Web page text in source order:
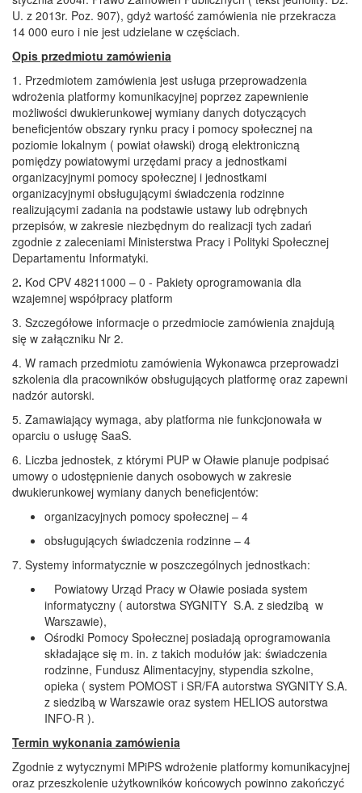
U. z 2013r. Poz. 907), gdyż wartość zamówienia nie przekracza
14 000 euro i nie jest udzielane w częściach.
Opis przedmiotu zamówienia
1. Przedmiotem zamówienia jest usługa przeprowadzenia
wdrożenia platformy komunikacyjnej poprzez zapewnienie
możliwości dwukierunkowej wymiany danych dotyczących
beneficjentów obszary rynku pracy i pomocy społecznej na
poziomie lokalnym ( powiat oławski) drogą elektroniczną
pomiędzy powiatowymi urzędami pracy a jednostkami
organizacyjnymi pomocy społecznej i jednostkami
organizacyjnymi obsługującymi świadczenia rodzinne
realizującymi zadania na podstawie ustawy lub odrębnych
przepisów, w zakresie niezbędnym do realizacji tych zadań
zgodnie z zaleceniami Ministerstwa Pracy i Polityki Społecznej
Departamentu Informatyki.
2. Kod CPV 48211000 – 0 - Pakiety oprogramowania dla
wzajemnej współpracy platform
3. Szczegółowe informacje o przedmiocie zamówienia znajdują
się w załączniku Nr 2.
4. W ramach przedmiotu zamówienia Wykonawca przeprowadzi
szkolenia dla pracowników obsługujących platformę oraz zapewni
nadzór autorski.
5. Zamawiający wymaga, aby platforma nie funkcjonowała w
oparciu o usługę SaaS.
6. Liczba jednostek, z którymi PUP w Oławie planuje podpisać
umowy o udostępnienie danych osobowych w zakresie
dwukierunkowej wymiany danych beneficjentów:
organizacyjnych pomocy społecznej – 4
obsługujących świadczenia rodzinne – 4
7. Systemy informatycznie w poszczególnych jednostkach:
Powiatowy Urząd Pracy w Oławie posiada system
informatyczny ( autorstwa SYGNITY S.A. z siedzibą w
Warszawie),
Ośrodki Pomocy Społecznej posiadają oprogramowania
składające się m. in. z takich modułów jak: świadczenia
rodzinne, Fundusz Alimentacyjny, stypendia szkolne,
opieka ( system POMOST i SR/FA autorstwa SYGNITY S.A.
z siedzibą w Warszawie oraz system HELIOS autorstwa
INFO-R ).
Termin wykonania zamówienia
Zgodnie z wytycznymi MPiPS wdrożenie platformy komunikacyjnej
oraz przeszkolenie użytkowników końcowych powinno zakończyć